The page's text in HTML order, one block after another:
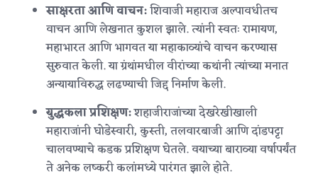
साक्षरता आणि वाचन:शिवाजी महाराज अल्पावधीतच
वाचन आणि लेखनात कुशल झाले. त्यांनी स्वतः रामायण,
महाभारत आणि भागवत या महाकाव्यांचे वाचन करण्यास
सुरुवात केली.या ग्रंथांमधील वीरांच्या कथांनी त्यांच्या मनात
अन्यायाविरुद्ध लढण्याची जिद्द निर्माण केली.
युद्धकला प्रशिक्षण:शहाजीराजांच्या देखरेखीखाली
महाराजांनी घोडेस्वारी, कुस्ती, तलवारबाजी आणि दांडपट्टा
चालवण्याचे कडक प्रशिक्षण घेतले.वयाच्या बाराव्या वर्षापर्यंत
ते अनेक लष्करी कलांमध्ये पारंगत झाले होते.